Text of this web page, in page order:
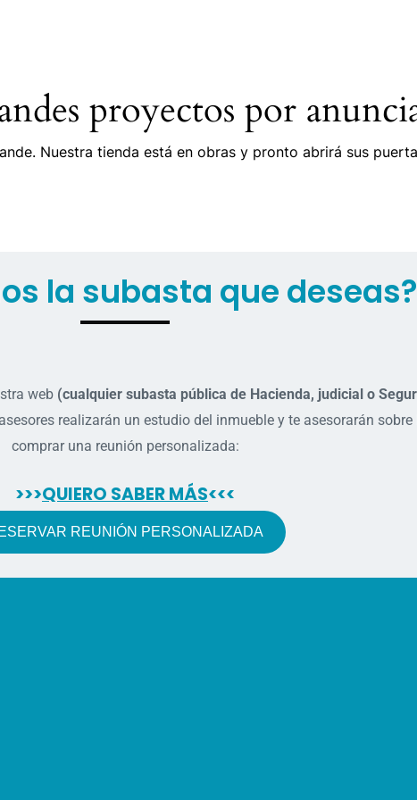
proyectos por
Nuestra tienda está en obras y pronto abrirá sus
la subasta que deseas?
web (cualquier subasta pública de Hacienda, judicial o
realizarán un estudio del inmueble y te asesorarán
comprar una reunión personalizada:
>>>QUIERO SABER MÁS<<<
REUNIÓN PERSONALIZADA